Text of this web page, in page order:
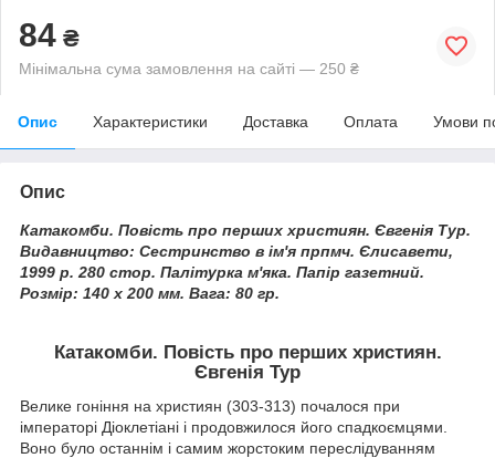
84 ₴
Мінімальна сума замовлення на сайті — 250 ₴
Опис Характеристики Доставка Оплата Умови
Опис
Катакомби. Повість про перших християн. Євгенія Тур.
Видавництво: Сестринство в ім'я прпмч. Єлисавети,
1999 р. 280 стор. Палітурка м'яка. Папір газетний.
Розмір: 140 х 200 мм. Вага: 80 гр.
Катакомби. Повість про перших християн.
Євгенія Тур
Велике гоніння на християн (303-313) почалося при
імператорі Діоклетіані і продовжилося його спадкоємцями.
Воно було останнім і самим жорстоким переслідуванням